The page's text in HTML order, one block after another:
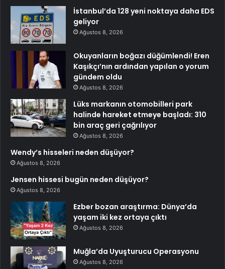
İstanbul’da 128 yeni noktaya daha EDS
geliyor
Ağustos 8, 2026
Okuyanların boğazı düğümlendi! Eren
Kaşıkçı’nın ardından yapılan o yorum
gündem oldu
Ağustos 8, 2026
Lüks markanın otomobilleri park
halinde hareket etmeye başladı: 310
bin araç geri çağrılıyor
Ağustos 8, 2026
Wendy’s hisseleri neden düşüyor?
Ağustos 8, 2026
Jensen hissesi bugün neden düşüyor?
Ağustos 8, 2026
Ezber bozan araştırma: Dünya’da
yaşam iki kez ortaya çıktı
Ağustos 8, 2026
Muğla’da Uyuşturucu Operasyonu
Ağustos 8, 2026